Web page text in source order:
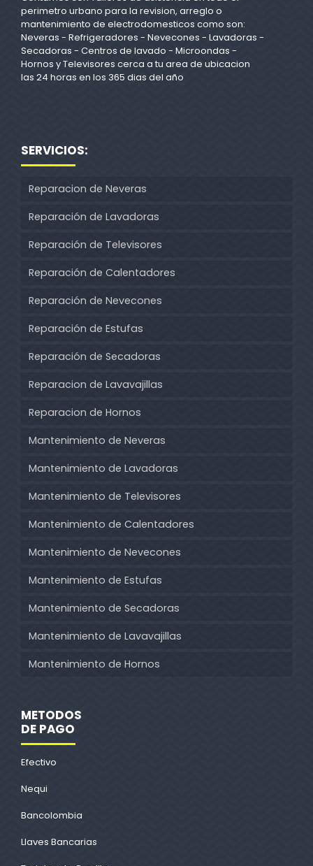
perimetro urbano para la revision, arreglo o
mantenimiento de electrodomesticos como son:
Neveras - Refrigeradores - Nevecones - Lavadoras -
Secadoras - Centros de lavado - Microondas -
Hornos y Televisores cerca a tu area de ubicacion
las 24 horas en los 365 dias del año
SERVICIOS:
Reparacion de Neveras
Reparación de Lavadoras
Reparación de Televisores
Reparación de Calentadores
Reparación de Nevecones
Reparación de Estufas
Reparación de Secadoras
Reparacion de Lavavajillas
Reparacion de Hornos
Mantenimiento de Neveras
Mantenimiento de Lavadoras
Mantenimiento de Televisores
Mantenimiento de Calentadores
Mantenimiento de Nevecones
Mantenimiento de Estufas
Mantenimiento de Secadoras
Mantenimiento de Lavavajillas
Mantenimiento de Hornos
METODOS
DE PAGO
Efectivo
Nequi
Bancolombia
Llaves Bancarias